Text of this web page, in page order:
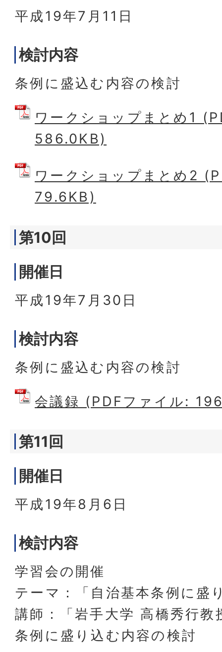
平成19年7月11日
検討内容
条例に盛込む内容の検討
ワークショップまとめ1
586.0KB)
ワークショップまとめ2
79.6KB)
第10回
開催日
平成19年7月30日
検討内容
条例に盛込む内容の検討
会議録 (PDFファイル:
第11回
開催日
平成19年8月6日
検討内容
学習会の開催
テーマ：「自治基本条例に盛
講師：「岩手大学 高橋秀行教
条例に盛り込む内容の検討